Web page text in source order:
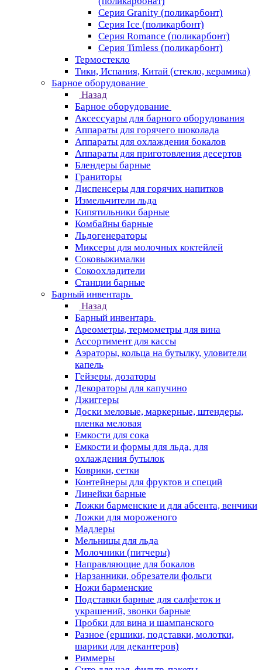
Серия Granity (поликарбонт)
Серия Ice (поликарбонт)
Серия Romance (поликарбонт)
Серия Timless (поликарбонт)
Термостекло
Тики, Испания, Китай (стекло, керамика)
Барное оборудование
Назад
Барное оборудование
Аксессуары для барного оборудования
Аппараты для горячего шоколада
Аппараты для охлаждения бокалов
Аппараты для приготовления десертов
Блендеры барные
Граниторы
Диспенсеры для горячих напитков
Измельчители льда
Кипятильники барные
Комбайны барные
Льдогенераторы
Миксеры для молочных коктейлей
Соковыжималки
Сокоохладители
Станции барные
Барный инвентарь
Назад
Барный инвентарь
Ареометры, термометры для вина
Ассортимент для кассы
Аэраторы, кольца на бутылку, уловители
капель
Гейзеры, дозаторы
Декораторы для капучино
Джиггеры
Доски меловые, маркерные, штендеры,
пленка меловая
Емкости для сока
Емкости и формы для льда, для
охлаждения бутылок
Коврики, сетки
Контейнеры для фруктов и специй
Линейки барные
Ложки барменские и для абсента, венчики
Ложки для мороженого
Мадлеры
Мельницы для льда
Молочники (питчеры)
Направляющие для бокалов
Нарзанники, обрезатели фольги
Ножи барменские
Подставки барные для салфеток и
украшений, звонки барные
Пробки для вина и шампанского
Разное (ершики, подставки, молотки,
шарики для декантеров)
Риммеры